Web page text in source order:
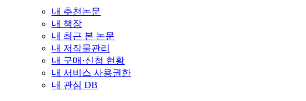
내 추천논문
내 책장
내 최근 본 논문
내 저작물관리
내 구매·신청 현황
내 서비스 사용권한
내 관심 DB